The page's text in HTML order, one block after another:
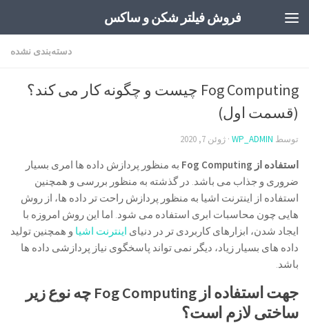
فروش فیلتر شکن و ساکس
دسته‌بندی نشده
Fog Computing چیست و چگونه کار می کند؟
(قسمت اول)
توسط WP_ADMIN
· ژوئن 7, 2020
استفاده از Fog Computing به منظور پردازش داده ها امری بسیار
ضروری و جذاب می باشد. در گذشته به منظور بررسی و همچنین
استفاده از اینترنت اشیا به منظور پردازش راحت تر داده ها، از روش
هایی چون محاسبات ابری استفاده می شود. اما این روش امروزه با
ایجاد شدن، ابزارهای کاربردی تر در دنیای اینترنت اشیا و همچنین تولید
داده های بسیار زیاد، دیگر نمی تواند پاسخگوی نیاز پردازشی داده ها
باشد.
جهت استفاده ازFog Computing چه نوع زیر
ساختی لازم است؟